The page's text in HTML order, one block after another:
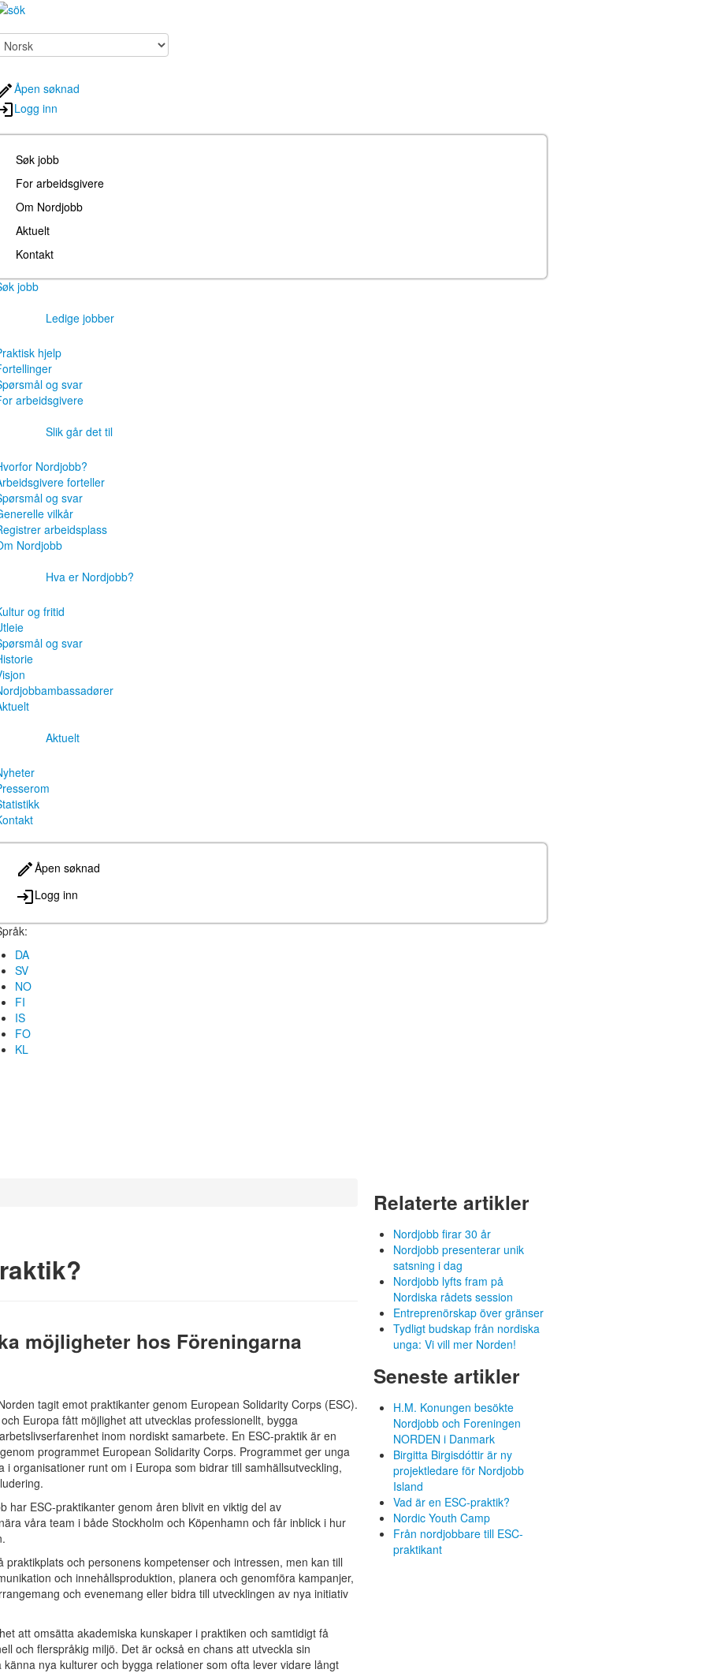
Åpen søknad
Logg inn
Søk jobb
For arbeidsgivere
Om Nordjobb
Aktuelt
Kontakt
jobb
Ledige jobber
hjelp
og svar
arbeidsgivere
Slik går det til
Nordjobb?
forteller
og svar
vilkår
arbeidsplass
Nordjobb
Hva er Nordjobb?
og fritid
og svar
Aktuelt
Åpen søknad
Logg inn
DA
SV
NO
FI
IS
FO
KL
möjligheter hos Föreningarna
tagit emot praktikanter genom European Solidarity Corps (ESC).
Europa fått möjlighet att utvecklas professionellt, bygga
inom nordiskt samarbete. En ESC-praktik är en
programmet European Solidarity Corps. Programmet ger unga
organisationer runt om i Europa som bidrar till samhällsutveckling,
har ESC-praktikanter genom åren blivit en viktig del av
våra team i både Stockholm och Köpenhamn och får inblick i hur
och personens kompetenser och intressen, men kan till
och innehållsproduktion, planera och genomföra kampanjer,
och evenemang eller bidra till utvecklingen av nya initiativ
att omsätta akademiska kunskaper i praktiken och samtidigt få
och flerspråkig miljö. Det är också en chans att utveckla sin
nya kulturer och bygga relationer som ofta lever vidare långt
Relaterte artikler
Nordjobb firar 30 år
Nordjobb presenterar unik
satsning i dag
Nordjobb lyfts fram på
Nordiska rådets session
Entreprenörskap över gränser
Tydligt budskap från nordiska
unga: Vi vill mer Norden!
Seneste artikler
H.M. Konungen besökte
Nordjobb och Foreningen
NORDEN i Danmark
Birgitta Birgisdóttir är ny
projektledare för Nordjobb
Island
Vad är en ESC-praktik?
Nordic Youth Camp
Från nordjobbare till ESC-
praktikant